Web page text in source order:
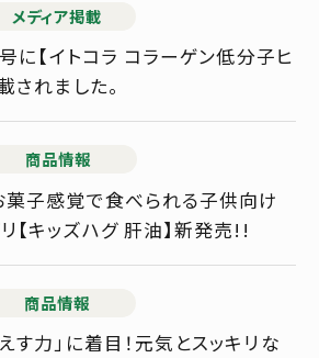
メディア掲載
に【イトコラ コラーゲン低分子ヒ
されました。
商品情報
子感覚で食べられる子供向け
【キッズハグ 肝油】新発売!!
商品情報
す力」に着目！元気とスッキリな